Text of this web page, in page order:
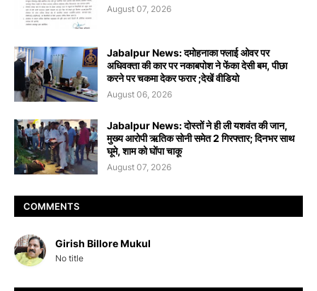
August 07, 2026
Jabalpur News: दमोहनाका फ्लाई ओवर पर
अधिवक्ता की कार पर नकाबपोश ने फेंका देसी बम, पीछा
करने पर चकमा देकर फरार ;देखें वीडियो
August 06, 2026
Jabalpur News: दोस्तों ने ही ली यशवंत की जान,
मुख्य आरोपी ऋतिक सोनी समेत 2 गिरफ्तार; दिनभर साथ
घूमे, शाम को घोंपा चाकू
August 07, 2026
COMMENTS
Girish Billore Mukul
No title